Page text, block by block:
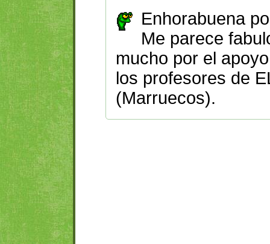
Enhorabuena
Me parece
mucho por el
los profesores de
(Marruecos).